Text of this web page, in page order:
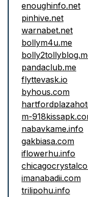
enoughinfo.net
pinhive.net
warnabet.net
bollym4u.me
pandaclub.me
flyttevask.io
byhous.com
m-
nabavkame.info
gakbiasa.com
iflowerhu.info
imanabadii.com
trilipohu.info